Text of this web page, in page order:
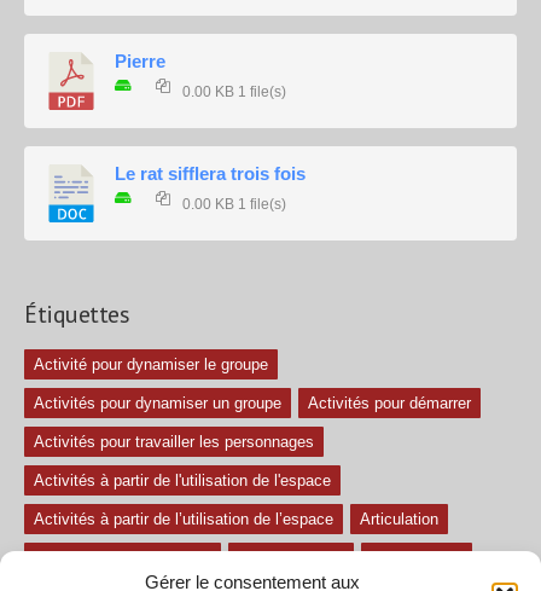
Gérer le consentement aux
Pierre
0.00 KB 1 file(s)
Le rat sifflera trois fois
0.00 KB 1 file(s)
Étiquettes
Activité pour dynamiser le groupe
Activités pour dynamiser un groupe Activités pour démarrer
Activités pour travailler les personnages
Activités à partir de l'utilisation de l'espace
Activités à partir de l’utilisation de l’espace Articulation